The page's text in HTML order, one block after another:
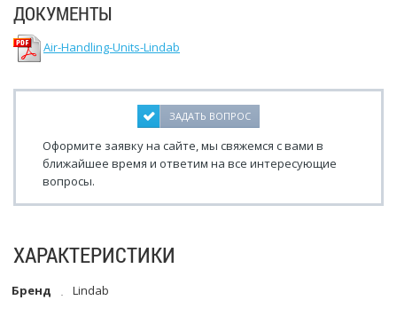
ДОКУМЕНТЫ
Air-Handling-Units-Lindab
ЗАДАТЬ ВОПРОС
Оформите заявку на сайте, мы свяжемся с вами в
ближайшее время и ответим на все интересующие
вопросы.
ХАРАКТЕРИСТИКИ
Бренд Lindab